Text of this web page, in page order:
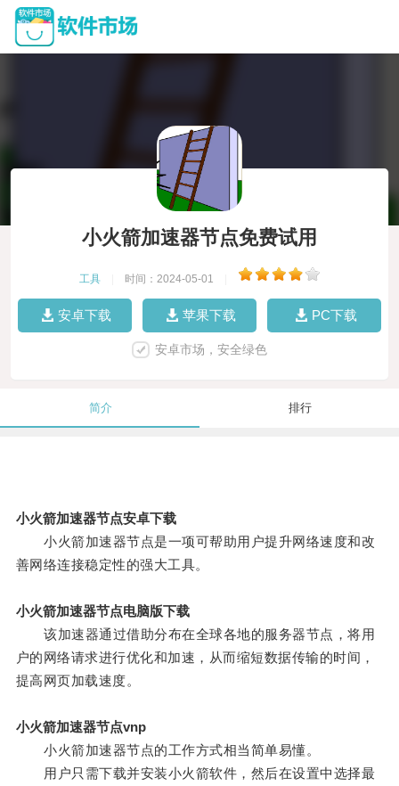
小火箭加速器节点免费试用
工具 时间：2024-05-01
安卓下载 苹果下载 PC下载
安卓市场，安全绿色
简介 排行
小火箭加速器节点安卓下载
小火箭加速器节点是一项可帮助用户提升网络速度和改
善网络连接稳定性的强大工具。
小火箭加速器节点电脑版下载
该加速器通过借助分布在全球各地的服务器节点，将用
户的网络请求进行优化和加速，从而缩短数据传输的时间，
提高网页加载速度。
小火箭加速器节点vnp
小火箭加速器节点的工作方式相当简单易懂。
用户只需下载并安装小火箭软件，然后在设置中选择最